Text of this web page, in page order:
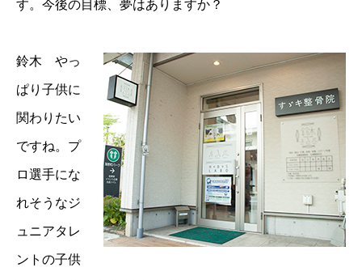
す。今後の目標、夢はありますか？
鈴木 やっ
ぱり子供に
関わりたい
ですね。プ
ロ選手にな
れそうなジ
ュニアタレ
ントの子供